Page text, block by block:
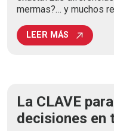
mermas?… y muchos
LEER MÁS
La CLAVE
decisiones en